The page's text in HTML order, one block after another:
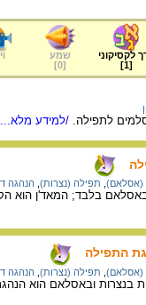
לקסיקוני
[
1
]
שמע
[
0
]
לתפילה. /למידע מלא...
(אסלאם) תפילה (נצרות) הנהגה
בלבד; המאד'ן הוא
התפילה
(אסלאם) תפילה (נצרות) הנהגה
ובאסלאם הוא